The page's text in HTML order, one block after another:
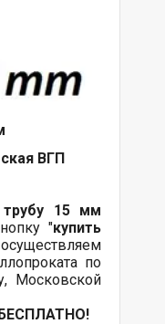
ВГП
трубу 15 мм
"купить
по
Московской